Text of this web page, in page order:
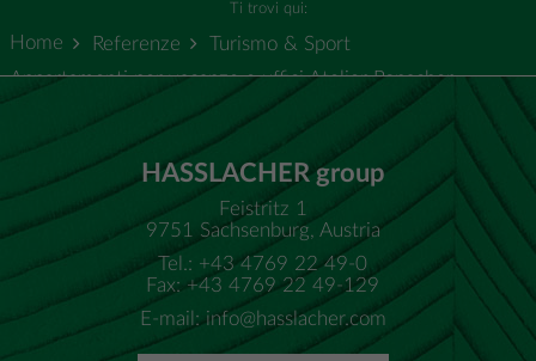
Ti trovi qui:
Home Referenze
Turismo & Sport
Appartamenti per vacanze e uffici Atelier Ronacher
HASSLACHER group
Feistritz 1
9751 Sachsenburg, Austria
Tel.: +43 4769 22 49-0
Fax: +43 4769 22 49-129
E-mail: info@hasslacher.com